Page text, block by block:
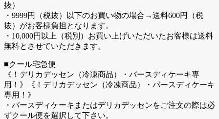
抜）
・9999円（税抜）以下のお買い物の場合→送料600円（税
抜）がお客様負担となります。
・10,000円以上（税別）お買い上げいただいたお客様は送料
無料とさせていただきます。
■クール宅急便
《！デリカデッセン（冷凍商品）・バースディケーキ専
用！》《！デリカデッセン（冷凍商品）・バースディケーキ
専用！》
・バースディケーキまたはデリカデッセンをご注文の際は必
ずクール便を選択して下さい。